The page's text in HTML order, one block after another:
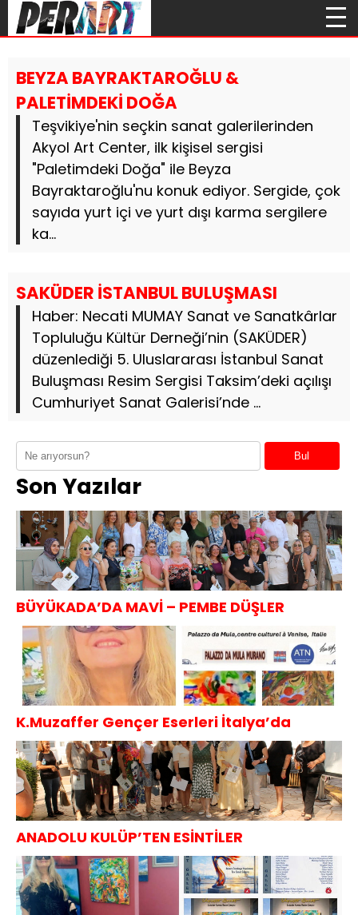
BEYZA BAYRAKTAROĞLU &
PALETİMDEKİ DOĞA
Teşvikiye'nin seçkin sanat galerilerinden
Akyol Art Center, ilk kişisel sergisi
"Paletimdeki Doğa" ile Beyza
Bayraktaroğlu'nu konuk ediyor. Sergide, çok
sayıda yurt içi ve yurt dışı karma sergilere
ka...
SAKÜDER İSTANBUL BULUŞMASI
Haber: Necati MUMAY Sanat ve Sanatkârlar
Topluluğu Kültür Derneği’nin (SAKÜDER)
düzenlediği 5. Uluslararası İstanbul Sanat
Buluşması Resim Sergisi Taksim’deki açılışı
Cumhuriyet Sanat Galerisi’nde ...
Bul
Son Yazılar
BÜYÜKADA’DA MAVİ – PEMBE DÜŞLER
K.Muzaffer Gençer Eserleri İtalya’da
ANADOLU KULÜP’TEN ESİNTİLER